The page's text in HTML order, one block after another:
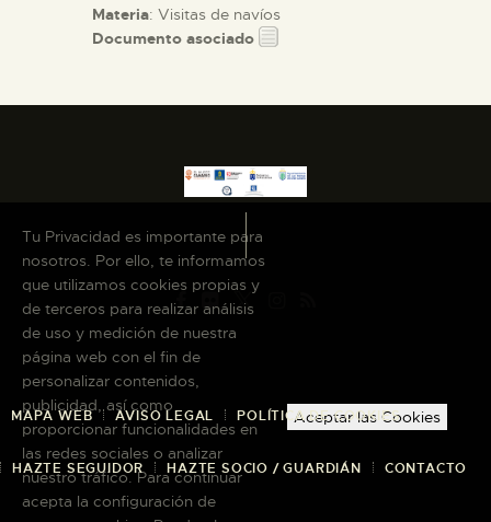
Materia: Visitas de navíos
Documento asociado
MAPA WEB AVISO LEGAL POLÍTICA DE COOKIES
HAZTE SEGUIDOR HAZTE SOCIO / GUARDIÁN CONTACTO
Tu Privacidad es importante para
nosotros. Por ello, te informamos
que utilizamos cookies propias y
de terceros para realizar análisis
de uso y medición de nuestra
página web con el fin de
personalizar contenidos,
publicidad, así como
proporcionar funcionalidades en
las redes sociales o analizar
nuestro tráfico. Para continuar
acepta la configuración de
Aceptar las Cookies